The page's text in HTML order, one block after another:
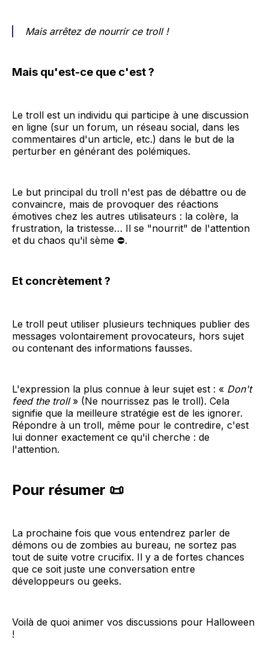
Mais arrêtez de nourrir ce troll !
Mais qu'est-ce que c'est ?
Le troll est un individu qui participe à une discussion
en ligne (sur un forum, un réseau social, dans les
commentaires d'un article, etc.) dans le but de la
perturber en générant des polémiques.
Le but principal du troll n'est pas de débattre ou de
convaincre, mais de provoquer des réactions
émotives chez les autres utilisateurs : la colère, la
frustration, la tristesse… Il se "nourrit" de l'attention
et du chaos qu'il sème ⛔.
Et concrètement ?
Le troll peut utiliser plusieurs techniques publier des
messages volontairement provocateurs, hors sujet
ou contenant des informations fausses.
L'expression la plus connue à leur sujet est : « Don't
feed the troll» (Ne nourrissez pas le troll). Cela
signifie que la meilleure stratégie est de les ignorer.
Répondre à un troll, même pour le contredire, c'est
lui donner exactement ce qu'il cherche : de
l'attention.
Pour résumer 📜
La prochaine fois que vous entendrez parler de
démons ou de zombies au bureau, ne sortez pas
tout de suite votre crucifix. Il y a de fortes chances
que ce soit juste une conversation entre
développeurs ou geeks.
Voilà de quoi animer vos discussions pour Halloween
!